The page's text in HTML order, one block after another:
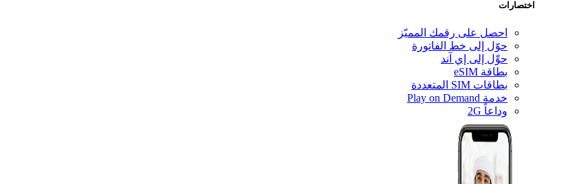
اختصارات
احصل على رقمك المميّز
حوّل إلى خط الفاتورة
حوِّل إلى إي آند
بطاقة eSIM
بطاقات SIM المتعددة
خدمة Play on Demand
وداعاً 2G